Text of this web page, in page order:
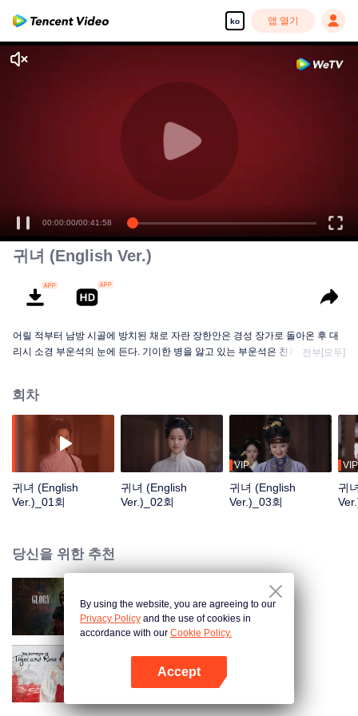
ko 앱 열기
00:00:00/00:41:58
귀녀 (English Ver.)
어릴 적부터 남방 시골에 방치된 채로 자란 장한안은 경성 장가로 돌아온 후 대
리시 소경 부운석의 눈에 든다. 기이한 병을 앓고 있는 부운석은 친지를 돌봐줄
력을 휘두른 장씨 가문 가주 장사양의 죄를 폭로하며 마침내 서로 사랑하는 부
부가 된다.
전부[모두]
회차
귀녀 (English
Ver.)_01회
귀녀 (English
Ver.)_02회
VIP
귀녀 (English
Ver.)_03회
VIP
귀
당신을 위한 추천
귀녀
전문중적진천천 (English Ver.)
By using the website, you are agreeing to our
Privacy Policy and the use of cookies in
accordance with our Cookie Policy.
Accept